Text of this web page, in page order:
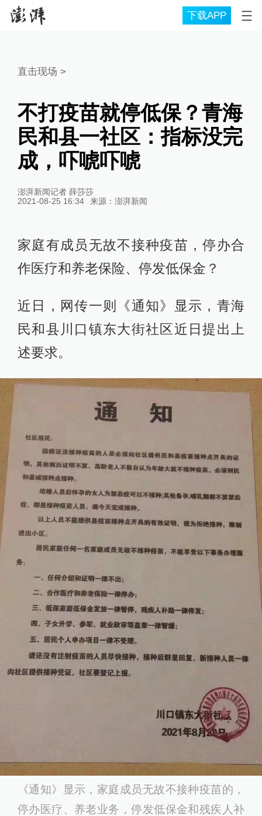
下载APP
直击现场 >
不打疫苗就停低保？青海
民和县一社区：指标没完
成，吓唬吓唬
澎湃新闻记者 薛莎莎
2021-08-25 16:34
来源： 澎湃新闻
家庭有成员无故不接种疫苗，停办合
作医疗和养老保险、停发低保金？
近日，网传一则《通知》显示，青海
民和县川口镇东大街社区近日提出上
述要求。
《通知》显示，家庭成员无故不接种疫苗的，
停办医疗、养老业务，停发低保金和残疾人补